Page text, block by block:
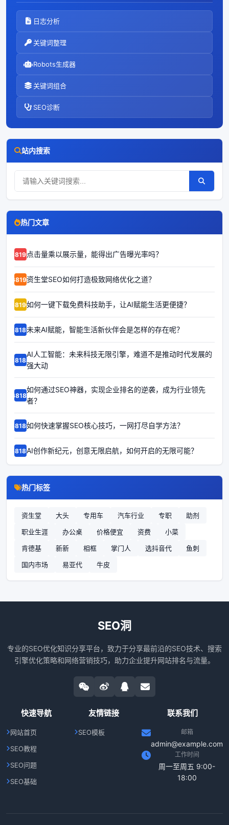
日志分析
关键词整理
Robots生成器
关键词组合
SEO诊断
站内搜索
热门文章
68192点击量乘以展示量，能得出广告曝光率吗？
68191资生堂SEO如何打造极致网络优化之道？
68190如何一键下载免费科技助手，让AI赋能生活更便捷？
68189未来AI赋能，智能生活新伙伴会是怎样的存在呢？
68188
AI人工智能：未来科技无限引擎，难道不是推动时代发展的
强大动
68187
如何通过SEO神器，实现企业排名的逆袭，成为行业领先
者？
68186如何快速掌握SEO核心技巧，一网打尽自学方法？
68185AI创作新纪元，创意无限启航，如何开启的无限可能？
热门标签
资生堂 大头 专用车 汽车行业 专职
助剂
职业生涯
办公桌 价格便宜 资费
小菜
肯德基
新新 相框 掌门人 选抖音代
鱼刺
国内市场
易亚代 牛皮
SEO洞
专业的SEO优化知识分享平台，致力于分享最前沿的SEO技术、搜索
引擎优化策略和网络营销技巧，助力企业提升网站排名与流量。
快速导航
网站首页
SEO教程
SEO问题
SEO基础
友情链接
SEO模板
联系我们
邮箱
admin@example.com
工作时间
周一至周五 9:00-
18:00